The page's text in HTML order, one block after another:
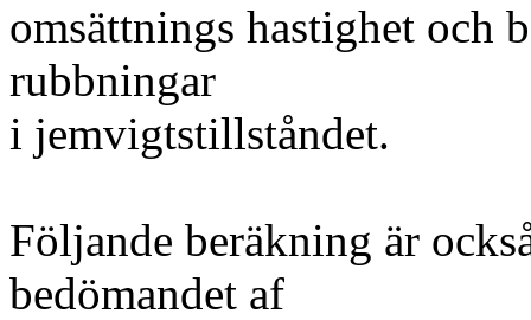
omsättnings hastighet och
rubbningar
i jemvigtstillståndet.
Följande beräkning är
bedömandet af